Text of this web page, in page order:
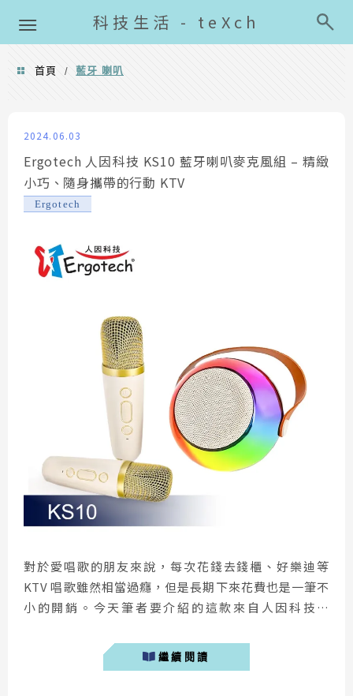
科技生活 - teXch
首頁 / 藍牙 喇叭
2024.06.03
Ergotech 人因科技 KS10 藍牙喇叭麥克風組 – 精緻
小巧、隨身攜帶的行動 KTV
Ergotech
對於愛唱歌的朋友來說，每次花錢去錢櫃、好樂迪等
KTV 唱歌雖然相當過癮，但是長期下來花費也是一筆不
小的開銷。今天筆者要介紹的這款來自人因科技「
福音，小巧的體積讓你可以隨身帶著走，不僅是出遊娛樂
的好夥伴，更是開會時救急的好幫手，只要連上手機或者
繼續閱讀